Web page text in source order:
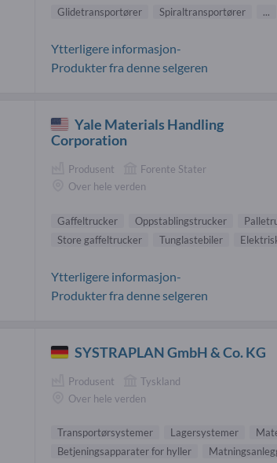
Glidetransportører
Spiraltransportører ...
Ytterligere informasjon-
Produkter fra denne selgeren
Yale Materials Handling
Corporation
Produsent
Forente Stater
Over hele verden
Gaffeltrucker Oppstablingstrucker
Store gaffeltrucker
Tunglastebiler
Ytterligere informasjon-
Produkter fra denne selgeren
SYSTRAPLAN GmbH & Co. KG
Produsent
Tyskland
Over hele verden
Transportørsystemer Lagersystemer
Betjeningsapparater for hyller